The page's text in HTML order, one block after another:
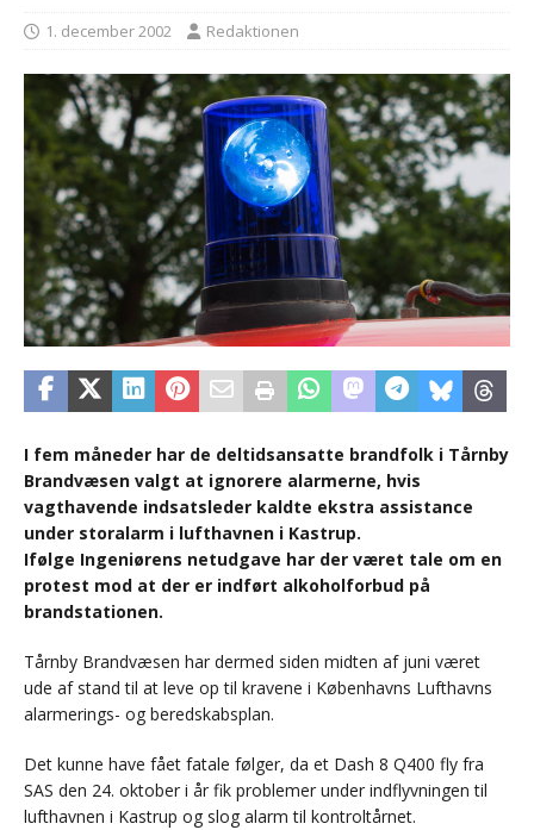
1. december 2002 Redaktionen
I fem måneder har de deltidsansatte brandfolk i Tårnby
Brandvæsen valgt at ignorere alarmerne, hvis
vagthavende indsatsleder kaldte ekstra assistance
under storalarm i lufthavnen i Kastrup.
Ifølge Ingeniørens netudgave har der været tale om en
protest mod at der er indført alkoholforbud på
brandstationen.
Tårnby Brandvæsen har dermed siden midten af juni været
ude af stand til at leve op til kravene i Københavns Lufthavns
alarmerings- og beredskabsplan.
Det kunne have fået fatale følger, da et Dash 8 Q400 fly fra
SAS den 24. oktober i år fik problemer under indflyvningen til
lufthavnen i Kastrup og slog alarm til kontroltårnet.